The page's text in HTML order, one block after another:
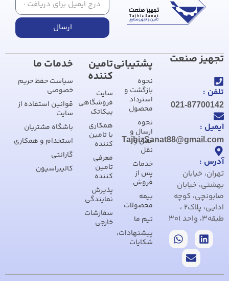
ارسال
تجهیز صنعت
تلفن :
021-87700142
ایمیل :
TajhizSanat88@gmail.com
آدرس :
تهران، خیابان
بهشتی، خیابان
صابونچی، کوچه
ادایی، پلاک2 ،
طبقه3، واحد 301
پشتیبانی
نحوه
بازگشت و
استرداد
محصول
نحوه
ارسال و
حمل و
نقل
خدمات
پس از
فروش
بیمه
محصولات
تیم ما
پیشنهادات،
شکایات
تامین
کننده
سایت
فروشگاهی
پیکاتک
همکاری
با تامین
کننده
معرفی
تامین
کننده
پذیرش
نمایندگی
سفارشات
خارجی
خدمات ما
سیاست حفظ حریم
خصوصی
قوانین استفاده از
سایت
باشگاه مشتریان
استخدام و همکاری
گارانتی
کالیبراسیون